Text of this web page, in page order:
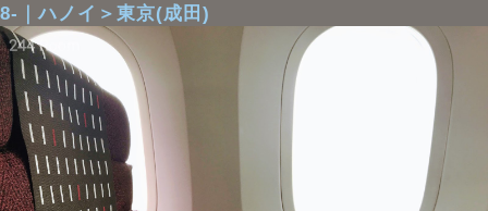
8-｜ハノイ＞東京(成田)